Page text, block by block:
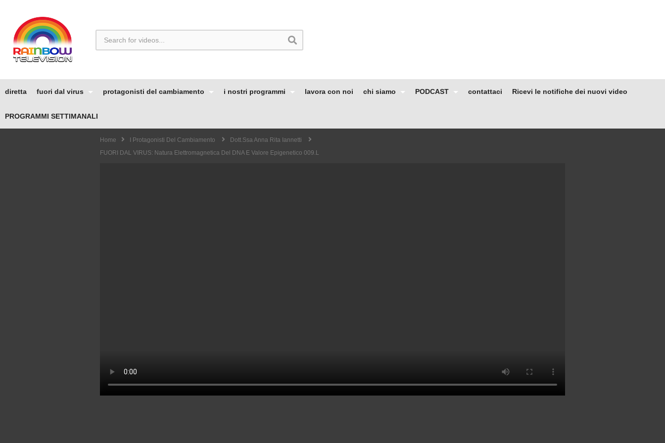
diretta fuori dal virus protagonisti del cambiamento i nostri programmi lavora con noi chi siamo PODCAST contattaci Ricevi le notifiche dei nuovi video
PROGRAMMI SETTIMANALI
Home I Protagonisti Del Cambiamento
Dott.ssa Anna Rita Iannetti
FUORI DAL VIRUS: Natura Elettromagnetica Del DNA E Valore Epigenetico 009.L